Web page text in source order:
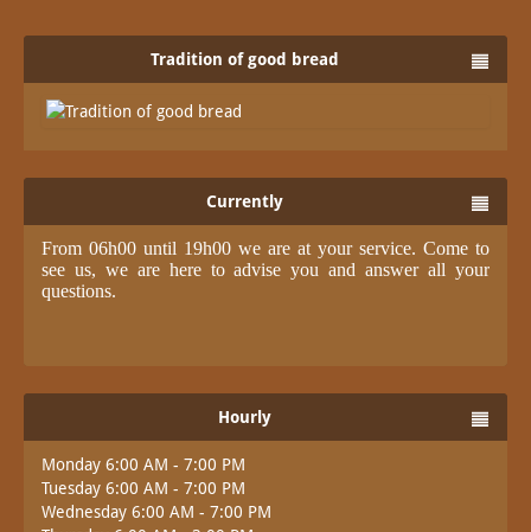
Tradition of good bread
Currently
From 06h00 until 19h00 we are at your service. Come to
see us, we are here to advise you and answer all your
questions.
Hourly
Monday 6:00 AM - 7:00 PM
Tuesday 6:00 AM - 7:00 PM
Wednesday 6:00 AM - 7:00 PM